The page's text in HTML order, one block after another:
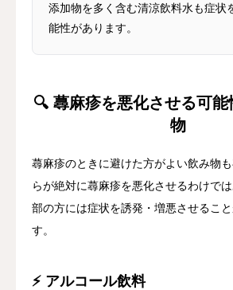
添加物を多く含む清涼飲料水も症状
能性があります。
🔍 蕁麻疹を悪化させる可
物
蕁麻疹のときに避けた方がよい飲み物
らが絶対に蕁麻疹を悪化させるわけで
部の方には症状を誘発・増悪させるこ
す。
⚡ アルコール飲料